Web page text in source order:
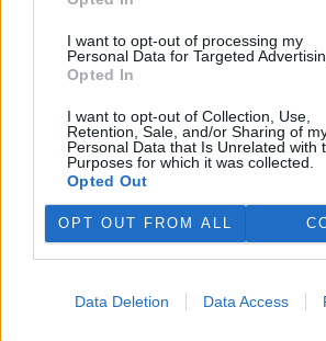
I want to opt-out of processing my
Personal Data for Targeted
Opted In
I want to opt-out of Collection, Use,
Retention, Sale, and/or Sharing of
Personal Data that Is Unrelated with
Purposes for which it was collected.
Opted Out
OPT OUT FROM ALL
Data Deletion Data Access
průtoků
vyschl.
Povodí Labe. Organizace ale požadavek
dělala už v červnu a další zásah v tuto chvíli
Červený chce peníze ušetřené za
obcím podle původní dohody
5.8.2026 01:29 (ČTK)
Ministr